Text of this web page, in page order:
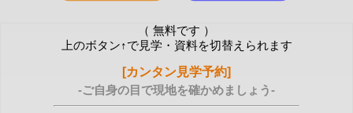
（ 無料です ）
上のボタン↑で見学・資料を切替えられます
[カンタン見学予約]
-ご自身の目で現地を確かめましょう-